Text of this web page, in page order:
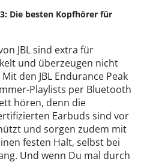
Die besten Kopfhörer für
JBL sind extra für
und überzeugen nicht
den JBL Endurance Peak
Playlists per Bluetooth
hören, denn die
Earbuds sind vor
und sorgen zudem mit
festen Halt, selbst bei
Und wenn Du mal durch